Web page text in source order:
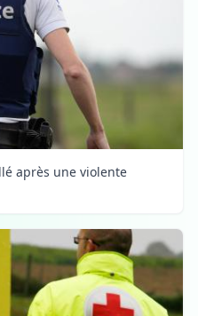
après une violente